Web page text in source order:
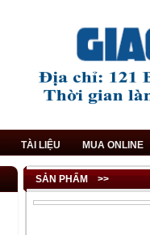
TÀI LIỆU MUA ONLINE
SẢN PHẨM >>